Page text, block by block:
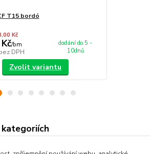
T15 bordó
Kč
/bm
DPH
dodání do 5 -
10dnů
Zvolit variantu